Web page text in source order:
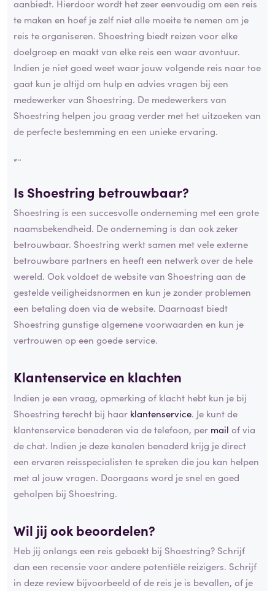
aanbiedt. Hierdoor wordt het zeer eenvoudig om een reis
te maken en hoef je zelf niet alle moeite te nemen om je
reis te organiseren. Shoestring biedt reizen voor elke
doelgroep en maakt van elke reis een waar avontuur.
Indien je niet goed weet waar jouw volgende reis naar toe
gaat kun je altijd om hulp en advies vragen bij een
medewerker van Shoestring. De medewerkers van
Shoestring helpen jou graag verder met het uitzoeken van
de perfecte bestemming en een unieke ervaring.
”¨
Is Shoestring betrouwbaar?
Shoestring is een succesvolle onderneming met een grote
naamsbekendheid. De onderneming is dan ook zeker
betrouwbaar. Shoestring werkt samen met vele externe
betrouwbare partners en heeft een netwerk over de hele
wereld. Ook voldoet de website van Shoestring aan de
gestelde veiligheidsnormen en kun je zonder problemen
een betaling doen via de website. Daarnaast biedt
Shoestring gunstige algemene voorwaarden en kun je
vertrouwen op een goede service.
Klantenservice en klachten
Indien je een vraag, opmerking of klacht hebt kun je bij
Shoestring terecht bij haar klantenservice. Je kunt de
klantenservice benaderen via de telefoon, per mail of via
de chat. Indien je deze kanalen benaderd krijg je direct
een ervaren reisspecialisten te spreken die jou kan helpen
met al jouw vragen. Doorgaans word je snel en goed
geholpen bij Shoestring.
Wil jij ook beoordelen?
Heb jij onlangs een reis geboekt bij Shoestring? Schrijf
dan een recensie voor andere potentiële reizigers. Schrijf
in deze review bijvoorbeeld of de reis je is bevallen, of je